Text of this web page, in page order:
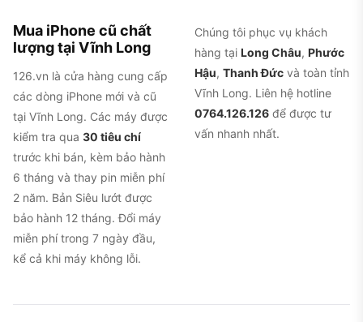
Mua iPhone cũ chất
lượng tại Vĩnh Long
126.vn là cửa hàng cung cấp
các dòng iPhone mới và cũ
tại Vĩnh Long. Các máy được
kiểm tra qua 30 tiêu chí
trước khi bán, kèm bảo hành
6 tháng và thay pin miễn phí
2 năm. Bản Siêu lướt được
bảo hành 12 tháng. Đổi máy
miễn phí trong 7 ngày đầu,
kể cả khi máy không lỗi.
Chúng tôi phục vụ khách
hàng tại Long Châu, Phước
Hậu, Thanh Đức và toàn tỉnh
Vĩnh Long. Liên hệ hotline
0764.126.126 để được tư
vấn nhanh nhất.